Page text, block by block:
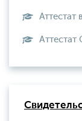
Аттестат